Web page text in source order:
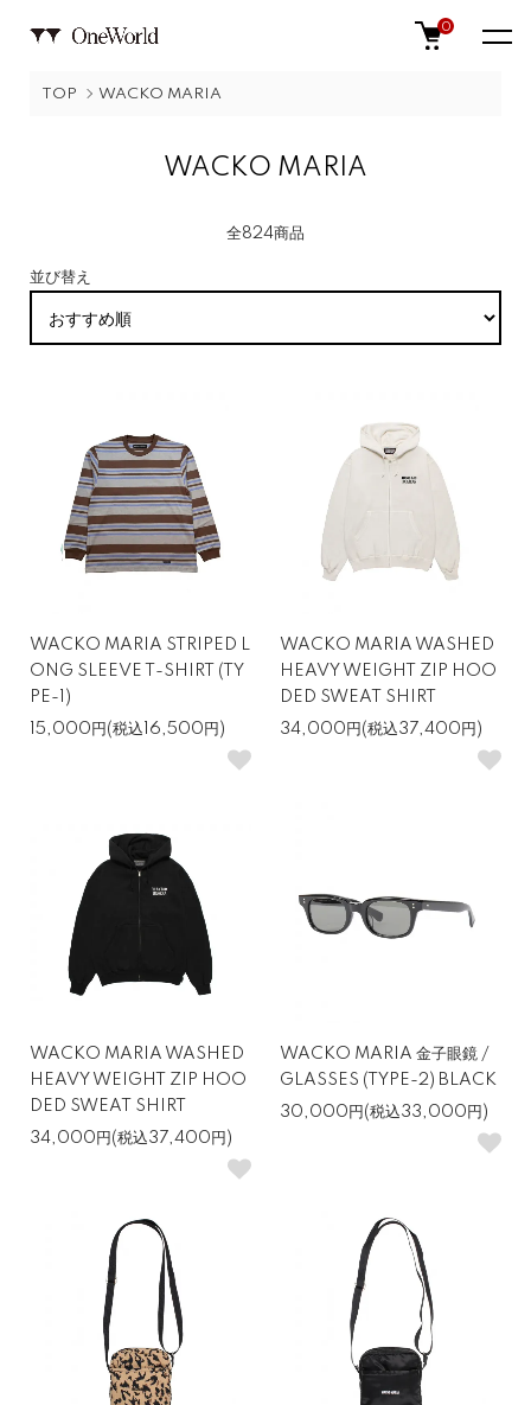
0
TOP WACKO MARIA
WACKO MARIA
全824商品
並び替え
WACKO MARIA STRIPED L
ONG SLEEVE T-SHIRT (TY
PE-1)
15,000円(税込16,500円)
WACKO MARIA WASHED
HEAVY WEIGHT ZIP HOO
DED SWEAT SHIRT
34,000円(税込37,400円)
WACKO MARIA WASHED
HEAVY WEIGHT ZIP HOO
DED SWEAT SHIRT
34,000円(税込37,400円)
WACKO MARIA 金子眼鏡 /
GLASSES (TYPE-2) BLACK
30,000円(税込33,000円)